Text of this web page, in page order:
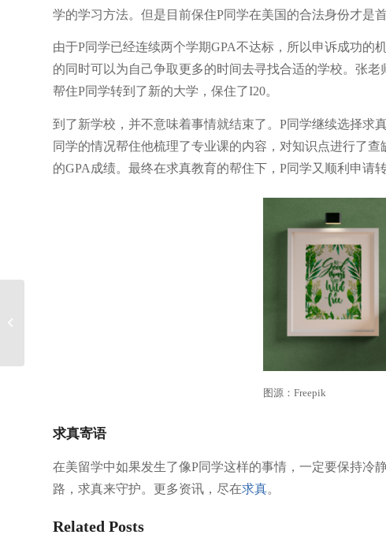
学的学习方法。但是目前保住P同学在美国的合法身份才是首
由于P同学已经连续两个学期GPA不达标，所以申诉成功的
的同时可以为自己争取更多的时间去寻找合适的学校。张
帮住P同学转到了新的大学，保住了I20。
到了新学校，并不意味着事情就结束了。P同学继续选择求
同学的情况帮住他梳理了专业课的内容，对知识点进行了
的GPA成绩。最终在求真教育的帮住下，P同学又顺利申请转
图源：Freepik
求真寄语
在美留学中如果发生了像P同学这样的事情，一定要保持冷
路，求真来守护。更多资讯，尽在求真。
Related Posts